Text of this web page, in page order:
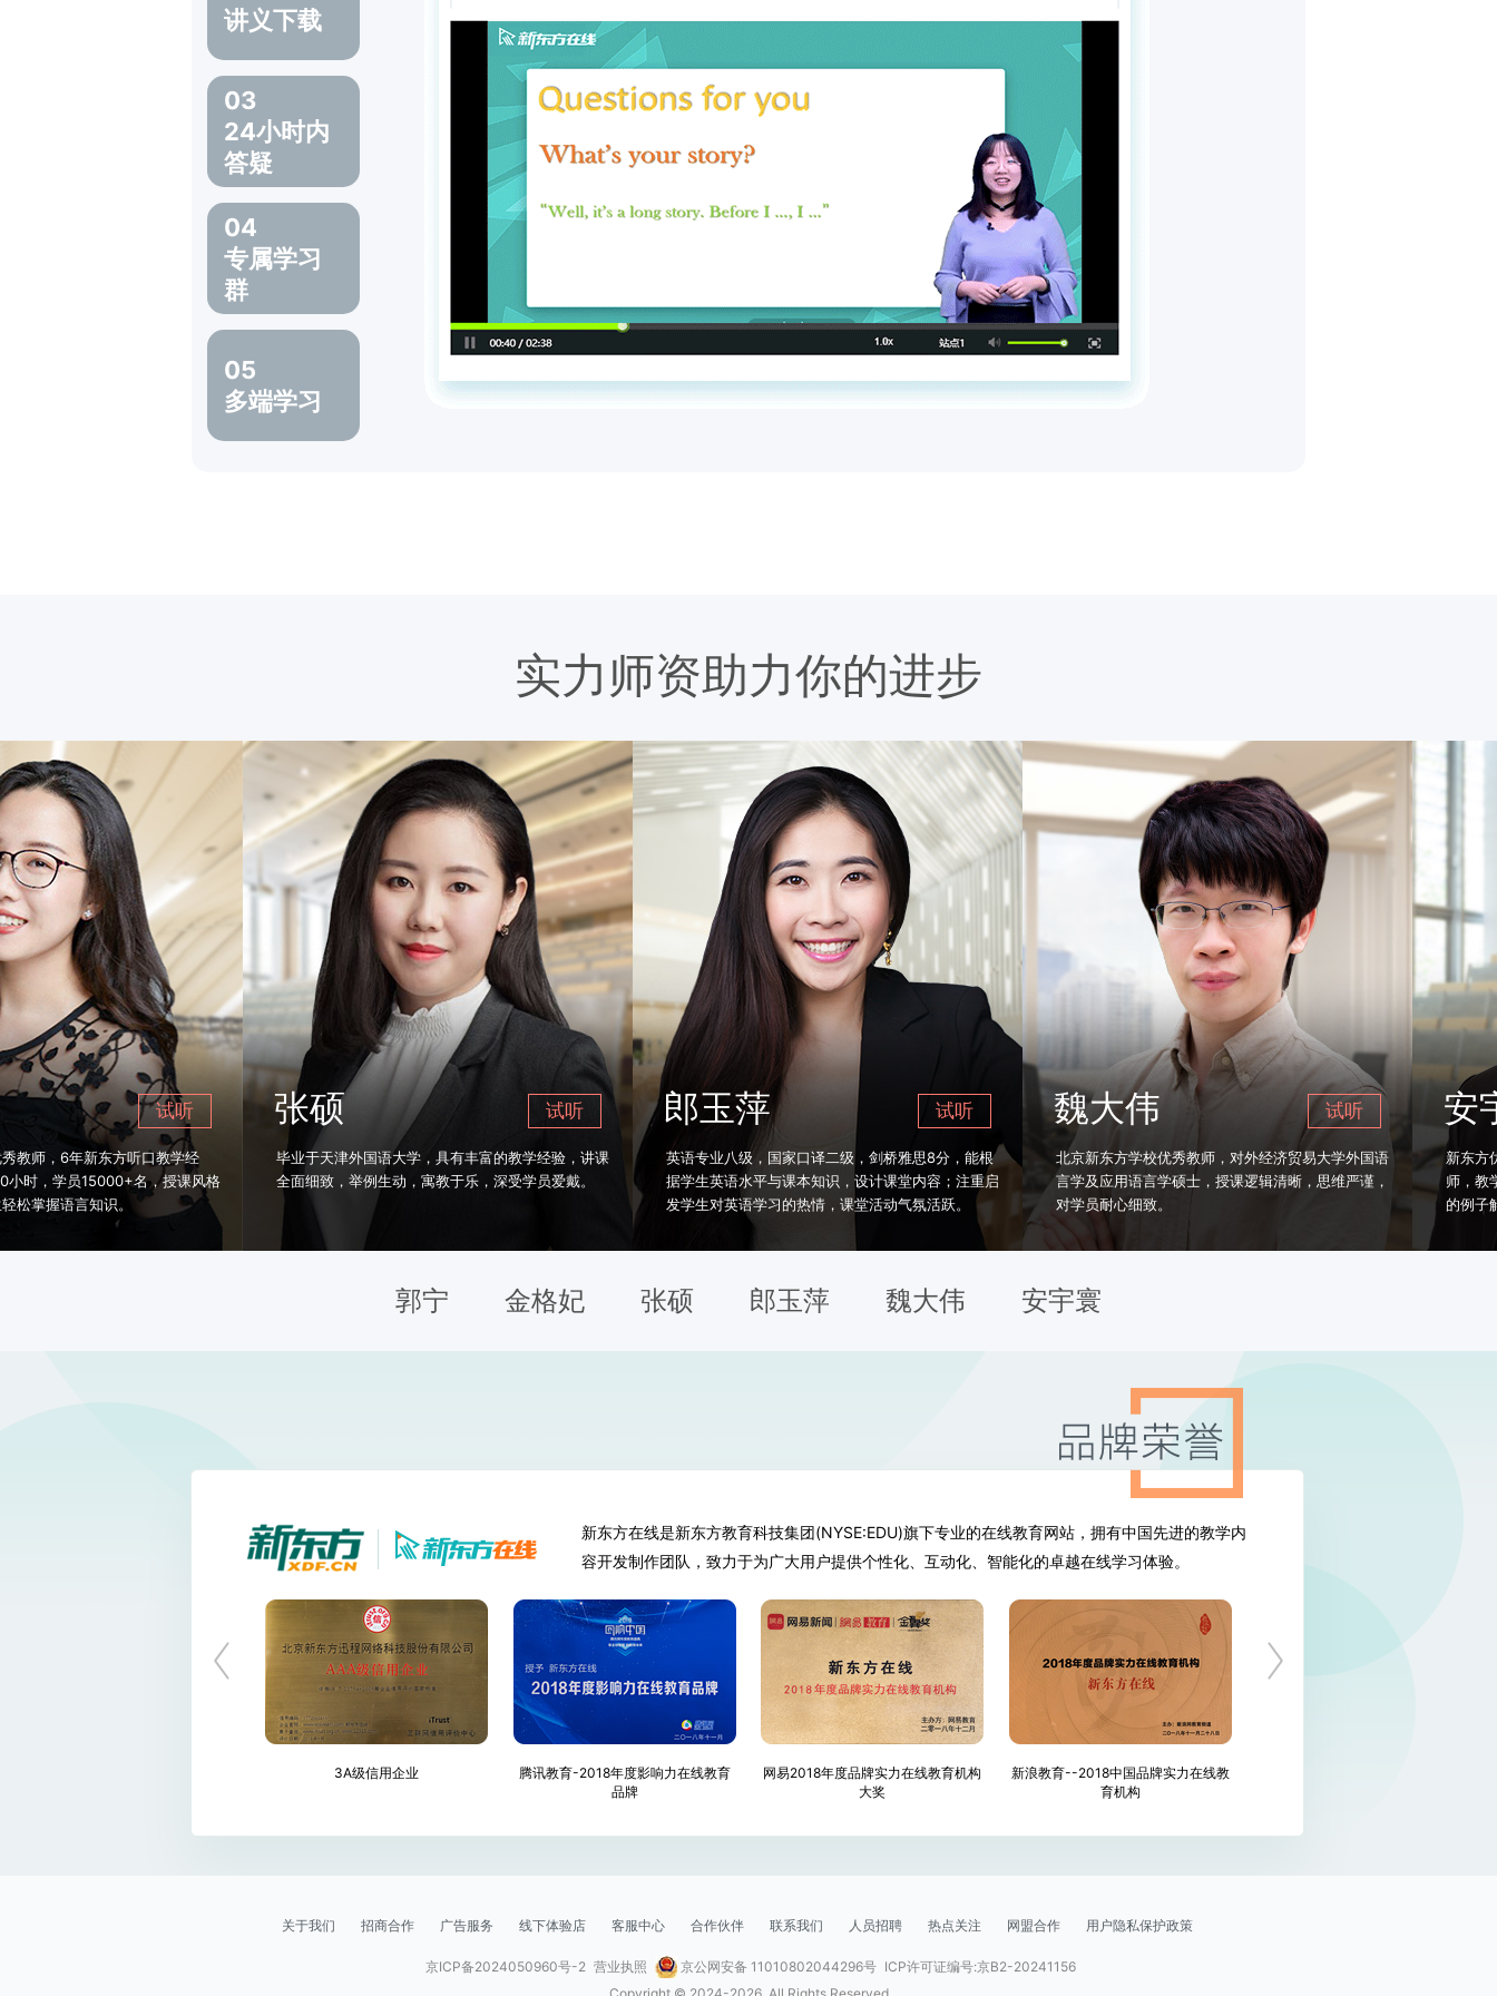
讲义下载
03
24小时内
答疑
04
专属学习
群
05
多端学习
实力师资助力你的进步
试听
东方听口教学经
名，授课风格
知识。
张硕
毕业于天津外国语大学，具有丰富的教学经验，讲课
全面细致，举例生动，寓教于乐，深受学员爱戴。
郎玉萍 试听
英语专业八级，国家口译二级，剑桥雅思8分，能根
据学生英语水平与课本知识，设计课堂内容；注重启
发学生对英语学习的热情，课堂活动气氛活跃。
魏大伟
北京新东方学校优秀教师，对外经济贸易大学外国语
言学及应用语言学硕士，授课逻辑清晰，思维严谨，
对学员耐心细致。
安宇寰
新东方优秀教师，
师，教学风格风趣
的例子解释晦涩难
郭宁 金格妃 张硕 郎玉萍 魏大伟 安宇寰
新东方在线是新东方教育科技集团(NYSE:EDU)旗下专业的在线教育网站，拥有中国先进的教学内
容开发制作团队，致力于为广大用户提供个性化、互动化、智能化的卓越在线学习体验。
3A级信用企业
腾讯教育-2018年度影响力在线教育
品牌
网易2018年度品牌实力在线教育机构
大奖
新浪教育--2018中国品牌实力在线教
育机构
关于我们 招商合作 广告服务 线下体验店 客服中心 合作伙伴 联系我们 人员招聘 热点关注 网盟合作 用户隐私保护政策
京ICP备2024050960号-2 营业执照 京公网安备 11010802044296号 ICP许可证编号:京B2-20241156